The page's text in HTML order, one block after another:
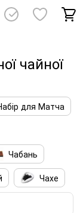
чайної
для Матча
Чабань
Чахе
Посуду